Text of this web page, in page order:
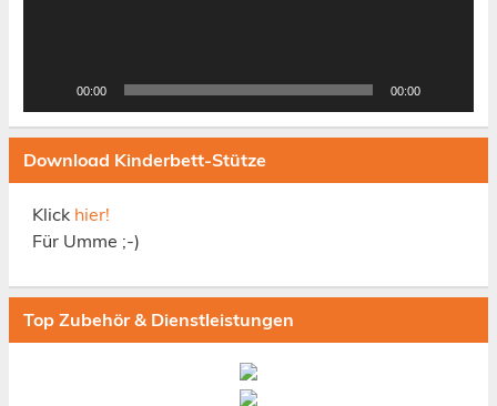
00:00 00:00
Download Kinderbett-Stütze
Klick hier!
Für Umme ;-)
Top Zubehör & Dienstleistungen